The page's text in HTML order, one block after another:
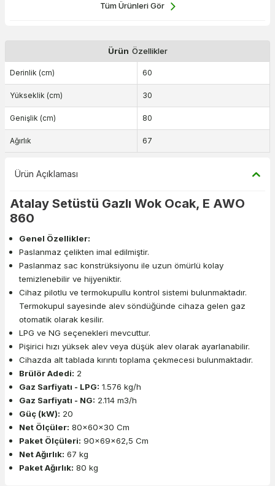
Tüm Ürünleri Gör
Ürün Özellikler
Derinlik (cm) 60
Yükseklik (cm) 30
Genişlik (cm) 80
Ağırlık 67
Ürün Açıklaması
Atalay Setüstü Gazlı Wok Ocak, E AWO
860
Genel Özellikler:
Paslanmaz çelikten imal edilmiştir.
Paslanmaz sac konstrüksiyonu ile uzun ömürlü kolay
temizlenebilir ve hijyeniktir.
Cihaz pilotlu ve termokupullu kontrol sistemi bulunmaktadır.
Termokupul sayesinde alev söndüğünde cihaza gelen gaz
otomatik olarak kesilir.
LPG ve NG seçenekleri mevcuttur.
Pişirici hızı yüksek alev veya düşük alev olarak ayarlanabilir.
Cihazda alt tablada kırıntı toplama çekmecesi bulunmaktadır.
Brülör Adedi: 2
Gaz Sarfiyatı - LPG: 1.576 kg/h
Gaz Sarfiyatı - NG: 2.114 m3/h
Güç (kW): 20
Net Ölçüler: 80x60x30 Cm
Paket Ölçüleri: 90x69x62,5 Cm
Net Ağırlık: 67 kg
Paket Ağırlık: 80 kg